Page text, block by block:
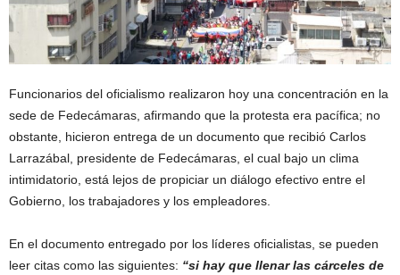
Funcionarios del oficialismo realizaron hoy una concentración en la
sede de Fedecámaras, afirmando que la protesta era pacífica; no
obstante, hicieron entrega de un documento que recibió Carlos
Larrazábal, presidente de Fedecámaras, el cual bajo un clima
intimidatorio, está lejos de propiciar un diálogo efectivo entre el
Gobierno, los trabajadores y los empleadores.
En el documento entregado por los líderes oficialistas, se pueden
leer citas como las siguientes: “si hay que llenar las cárceles de